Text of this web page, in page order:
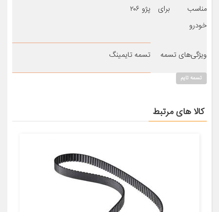
مناسب برای
خودرو
پژو ۲۰۶
ویژگی‌های تسمه تسمه تایمینگ
تسمه تایم
کالا های مرتبط